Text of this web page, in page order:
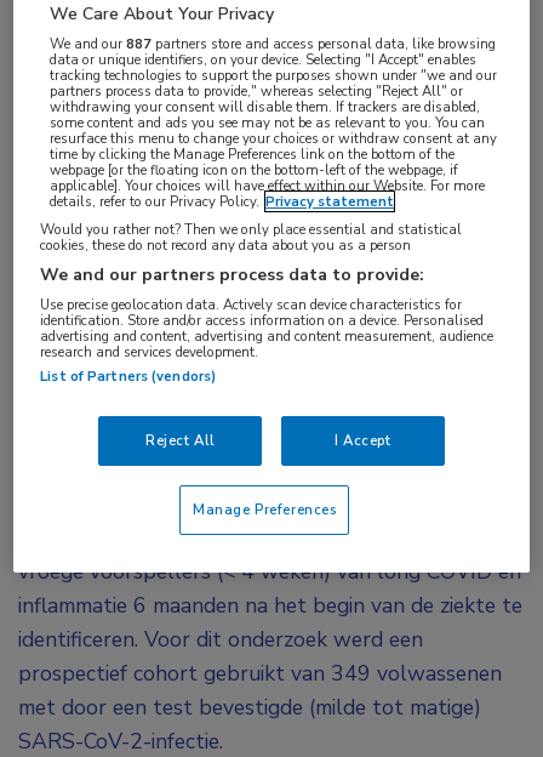
Bij mensen die 6 maanden na een corona-infectie
long COVID blijken te hebben ontwikkeld, is er
een associatie met verhoogde cardiopulmonale
resuscitatiewaarden. Een verhoogd IL-1β – een
marker voor inflammatie – binnen 4 weken na de
infectie is mogelijk een vroege voorspeller van
long COVID na 6 maanden.
In een Nederlandse studie zijn cytokinenpatronen bij
volwassenen met COVID-19 in vergelijking met
gezonde mensen onderzocht en is getracht om
vroege voorspellers (< 4 weken) van long COVID en
inflammatie 6 maanden na het begin van de ziekte te
identificeren. Voor dit onderzoek werd een
prospectief cohort gebruikt van 349 volwassenen
met door een test bevestigde (milde tot matige)
SARS-CoV-2-infectie.
Virale infecties
Tags:
coronavirus,COVID-19,CRP,IL-1,long COVID,SARS-CoV-
We Care About Your Privacy
We and our887 partners store and access personal data, like browsing
data or unique identifiers, on your device. Selecting "I Accept" enables
tracking technologies to support the purposes shown under "we and our
partners process data to provide," whereas selecting "Reject All" or
withdrawing your consent will disable them. If trackers are disabled,
some content and ads you see may not be as relevant to you. You can
resurface this menu to change your choices or withdraw consent at any
time by clicking the Manage Preferences link on the bottom of the
webpage [or the floating icon on the bottom-left of the webpage, if
applicable]. Your choices will have effect within our Website. For more
details, refer to our Privacy Policy. Privacy statement
Would you rather not? Then we only place essential and statistical
cookies, these do not record any data about you as a person
We and our partners process data to provide:
Use precise geolocation data. Actively scan device characteristics for
identification. Store and/or access information on a device. Personalised
advertising and content, advertising and content measurement, audience
research and services development.
List of Partners (vendors)
Reject All I Accept
Manage Preferences